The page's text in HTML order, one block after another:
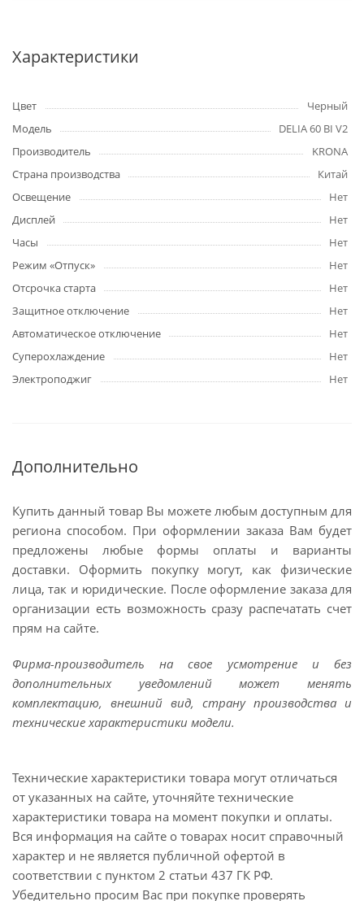
Характеристики
Цвет
Черный
Модель
DELIA 60 BI V2
Производитель
KRONA
Страна производства
Китай
Освещение
Нет
Дисплей
Нет
Часы
Нет
Режим «Отпуск»
Нет
Отсрочка старта
Нет
Защитное отключение
Нет
Автоматическое отключение
Нет
Суперохлаждение
Нет
Электроподжиг
Нет
Дополнительно
Купить данный товар Вы можете любым доступным для
региона способом. При оформлении заказа Вам будет
предложены любые формы оплаты и варианты
доставки. Оформить покупку могут, как физические
лица, так и юридические. После оформление заказа для
организации есть возможность сразу распечатать счет
прям на сайте.
Фирма-производитель на свое усмотрение и без
дополнительных уведомлений может менять
комплектацию, внешний вид, страну производства и
технические характеристики модели.
Технические характеристики товара могут отличаться
от указанных на сайте, уточняйте технические
характеристики товара на момент покупки и оплаты.
Вся информация на сайте о товарах носит справочный
характер и не является публичной офертой в
соответствии с пунктом 2 статьи 437 ГК РФ.
Убедительно просим Вас при покупке проверять